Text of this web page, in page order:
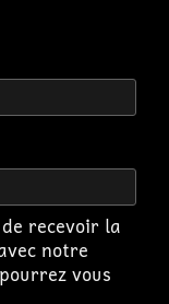
recevoir la
notre
vous